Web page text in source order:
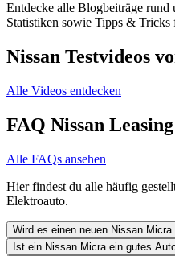
Entdecke alle Blogbeiträge
Statistiken sowie Tipps & Tricks
Nissan Testvideos
Alle Videos entdecken
FAQ Nissan Leasing
Alle FAQs ansehen
Hier findest du alle häufig
Elektroauto.
Wird es einen neuen Nissan Micra
Ist ein Nissan Micra ein gutes